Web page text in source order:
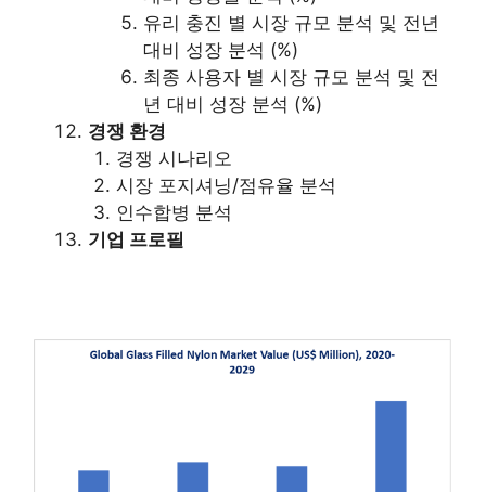
유리 충진 별 시장 규모 분석 및 전년
대비 성장 분석 (%)
최종 사용자 별 시장 규모 분석 및 전
년 대비 성장 분석 (%)
경쟁 환경
경쟁 시나리오
시장 포지셔닝/점유율 분석
인수합병 분석
기업 프로필